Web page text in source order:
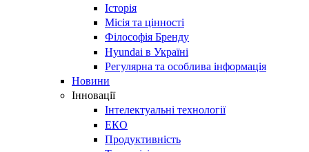
Історія
Місія та цінності
Філософія Бренду
Hyundai в Україні
Регулярна та особлива інформація
Новини
Інновації
Інтелектуальні технології
ЕКО
Продуктивність